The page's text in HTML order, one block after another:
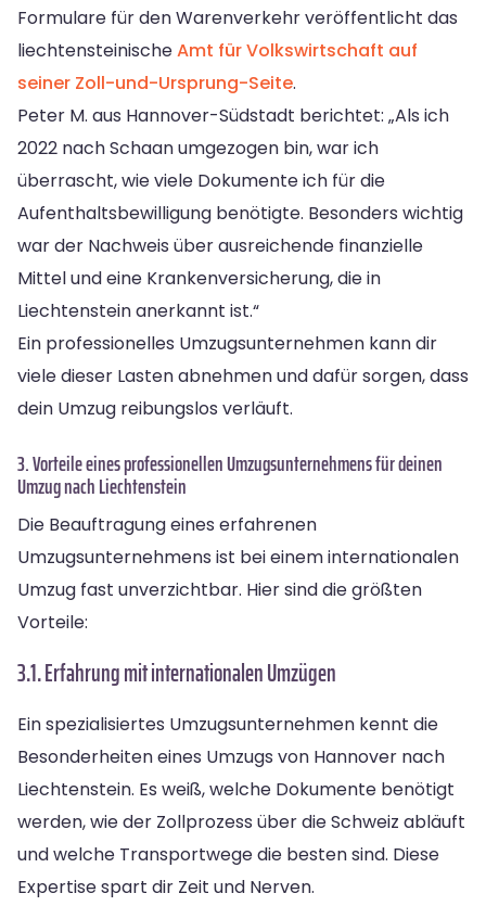
Formulare für den Warenverkehr veröffentlicht das
liechtensteinischeAmt für Volkswirtschaft auf
seiner Zoll-und-Ursprung-Seite.
Peter M. aus Hannover-Südstadt berichtet: „Als ich
2022 nach Schaan umgezogen bin, war ich
überrascht, wie viele Dokumente ich für die
Aufenthaltsbewilligung benötigte. Besonders wichtig
war der Nachweis über ausreichende finanzielle
Mittel und eine Krankenversicherung, die in
Liechtenstein anerkannt ist.“
Ein professionelles Umzugsunternehmen kann dir
viele dieser Lasten abnehmen und dafür sorgen, dass
dein Umzug reibungslos verläuft.
3. Vorteile eines professionellen Umzugsunternehmens für deinen
Umzug nach Liechtenstein
Die Beauftragung eines erfahrenen
Umzugsunternehmens ist bei einem internationalen
Umzug fast unverzichtbar. Hier sind die größten
Vorteile:
3.1. Erfahrung mit internationalen Umzügen
Ein spezialisiertes Umzugsunternehmen kennt die
Besonderheiten eines Umzugs von Hannover nach
Liechtenstein. Es weiß, welche Dokumente benötigt
werden, wie der Zollprozess über die Schweiz abläuft
und welche Transportwege die besten sind. Diese
Expertise spart dir Zeit und Nerven.